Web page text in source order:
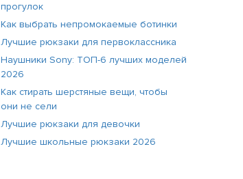
прогулок
Как выбрать непромокаемые ботинки
Лучшие рюкзаки для первоклассника
Наушники Sony: ТОП-6 лучших моделей
2026
Как стирать шерстяные вещи, чтобы
они не сели
Лучшие рюкзаки для девочки
Лучшие школьные рюкзаки 2026